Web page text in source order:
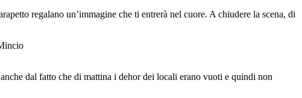
regalano un’immagine che ti entrerà nel cuore. A chiudere la scena, di
dal fatto che di mattina i dehor dei locali erano vuoti e quindi non